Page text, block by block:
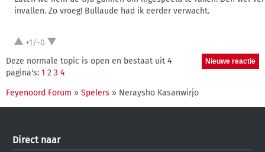
invallen. Zo vroeg! Bullaude had ik eerder verwacht.
+1/-0
Deze normale topic is open en bestaat uit 4
pagina's: 1 2 3 4
Feyenoord Forum » Spelers » Neraysho Kasanwirjo
Direct naar